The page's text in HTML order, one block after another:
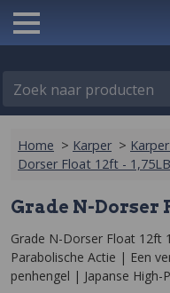
Zoek naar producten
Home > Karper >
Dorser Float 12ft - 1,75LB
Grade N-Dorser
Grade N-Dorser Float 12ft
Parabolische Actie | Een
penhengel | Japanse High-